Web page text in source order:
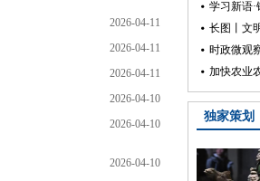
2026-04-11
2026-04-11
2026-04-11
2026-04-10
2026-04-10
2026-04-10